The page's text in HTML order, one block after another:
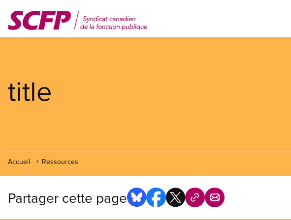
contenu
title
Accueil Ressources
Partager cette page